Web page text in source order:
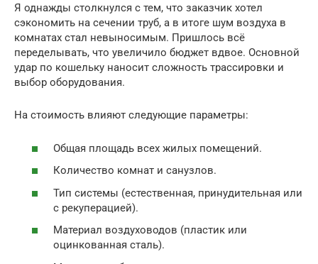
Я однажды столкнулся с тем, что заказчик хотел
сэкономить на сечении труб, а в итоге шум воздуха в
комнатах стал невыносимым. Пришлось всё
переделывать, что увеличило бюджет вдвое. Основной
удар по кошельку наносит сложность трассировки и
выбор оборудования.
На стоимость влияют следующие параметры:
Общая площадь всех жилых помещений.
Количество комнат и санузлов.
Тип системы (естественная, принудительная или
с рекуперацией).
Материал воздуховодов (пластик или
оцинкованная сталь).